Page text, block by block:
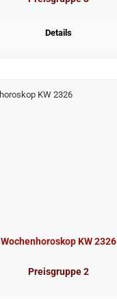
Details
Wochenhoroskop KW 2326
Preisgruppe 2